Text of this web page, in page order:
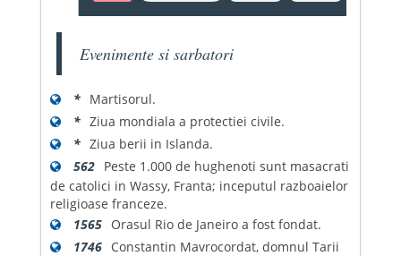
Evenimente si sarbatori
* Martisorul.
* Ziua mondiala a protectiei civile.
* Ziua berii in Islanda.
562 Peste 1.000 de hughenoti sunt masacrati
de catolici in Wassy, Franta; inceputul razboaielor
religioase franceze.
1565 Orasul Rio de Janeiro a fost fondat.
1746 Constantin Mavrocordat, domnul Tarii